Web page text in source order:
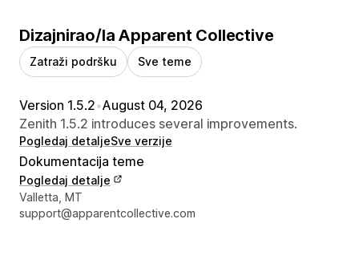
Dizajnirao/la Apparent Collective
Zatraži podršku Sve teme
Version 1.5.2•August 04, 2026
Zenith 1.5.2 introduces several improvements.
Pogledaj detaljeSve verzije
Dokumentacija teme
Pogledaj detalje
Podaci za kontakt dizajnera
Valletta, MT
support@apparentcollective.com